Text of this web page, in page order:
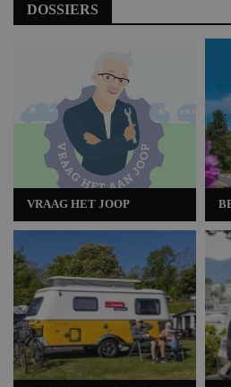
DOSSIERS
VRAAG HET JOOP